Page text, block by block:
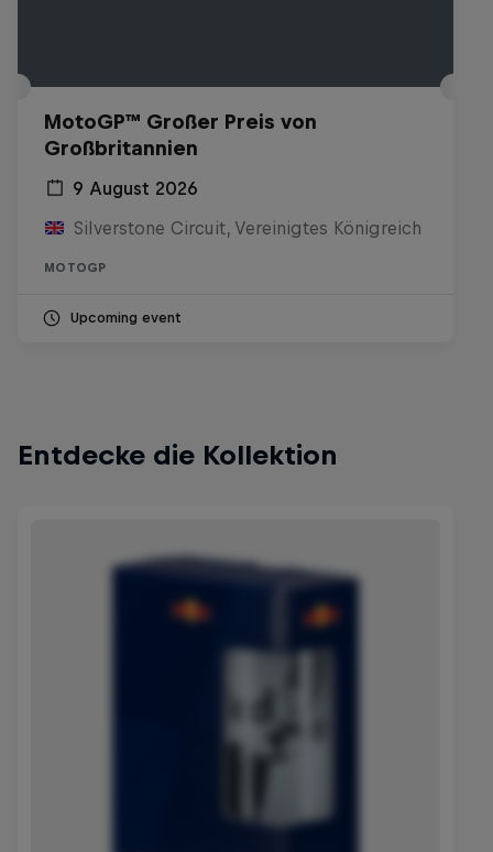
MotoGP™ Großer Preis von
Großbritannien
9 August 2026
Silverstone Circuit, Vereinigtes Königreich
MOTOGP
Upcoming event
Entdecke die Kollektion